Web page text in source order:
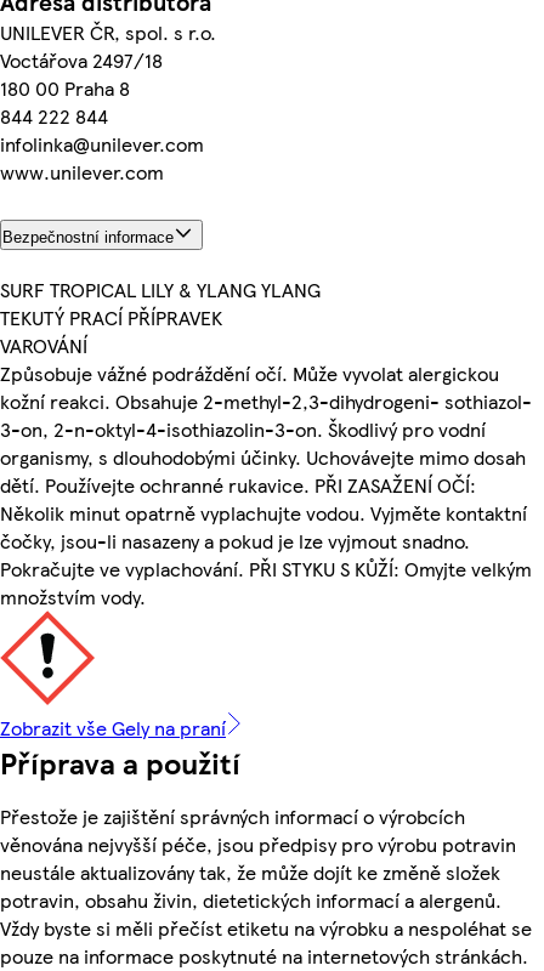
UNILEVER ČR, spol. s r.o.
Voctářova 2497/18
180 00 Praha 8
844 222 844
infolinka@unilever.com
www.unilever.com
Bezpečnostní informace
SURF TROPICAL LILY & YLANG YLANG
TEKUTÝ PRACÍ PŘÍPRAVEK
VAROVÁNÍ
Způsobuje vážné podráždění očí. Může vyvolat alergickou
kožní reakci. Obsahuje 2-methyl-2,3-dihydrogeni- sothiazol-
3-on, 2-n-oktyl-4-isothiazolin-3-on. Škodlivý pro vodní
organismy, s dlouhodobými účinky. Uchovávejte mimo dosah
dětí. Používejte ochranné rukavice. PŘI ZASAŽENÍ OČÍ:
Několik minut opatrně vyplachujte vodou. Vyjměte kontaktní
čočky, jsou-li nasazeny a pokud je lze vyjmout snadno.
Pokračujte ve vyplachování. PŘI STYKU S KŮŽÍ: Omyjte velkým
množstvím vody.
Zobrazit vše Gely na praní
Příprava a použití
Přestože je zajištění správných informací o výrobcích
věnována nejvyšší péče, jsou předpisy pro výrobu potravin
neustále aktualizovány tak, že může dojít ke změně složek
potravin, obsahu živin, dietetických informací a alergenů.
Vždy byste si měli přečíst etiketu na výrobku a nespoléhat se
pouze na informace poskytnuté na internetových stránkách.